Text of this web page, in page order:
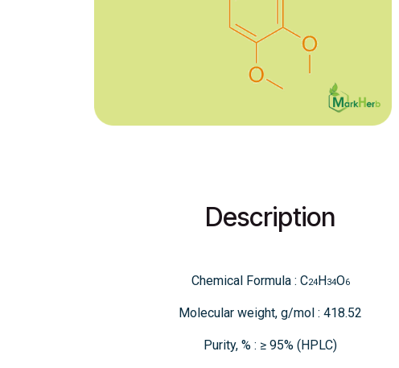
Description
Chemical Formula : C24H34O6
Molecular weight, g/mol : 418.52
Purity, % : ≥ 95% (HPLC)